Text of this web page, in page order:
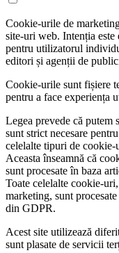
Cookie-urile de
site-uri web. Intenția este
pentru utilizatorul
editori și agenții de
Cookie-urile sunt fișiere
pentru a face experiența
Legea prevede că putem
sunt strict necesare
celelalte tipuri de cookie-
Aceasta înseamnă că
sunt procesate în baza
Toate celelalte cookie-
marketing, sunt
din GDPR.
Acest site utilizează
sunt plasate de servicii